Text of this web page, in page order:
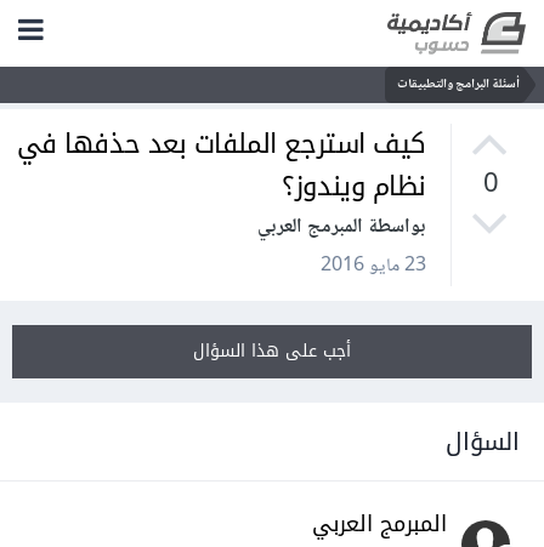
أسئلة البرامج والتطبيقات
0
كيف استرجع الملفات بعد حذفها في
نظام ويندوز؟
بواسطة المبرمج العربي
23 مايو 2016
أجب على هذا السؤال
السؤال
المبرمج العربي